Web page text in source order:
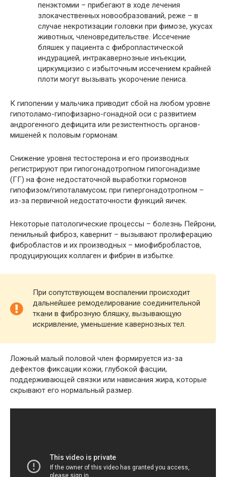
пенэктомии – прибегают в ходе лечения
злокачественных новообразований, реже – в
случае некротизации головки при фимозе, укусах
животных, членовредительстве. Иссечение
бляшек у пациента с фибропластической
индурацией, интракавернозные инъекции,
циркумцизио с избыточным иссечением крайней
плоти могут вызывать укорочение пениса.
К гипопении у мальчика приводит сбой на любом уровне
гипотоламо-гипофизарно-гонадной оси с развитием
андрогенного дефицита или резистентность органов-
мишеней к половым гормонам.
Снижение уровня тестостерона и его производных
регистрируют при гипогонадотропном гипогонадизме
(ГГ) на фоне недостаточной выработки гормонов
гипофизом/гипоталамусом; при гипергонадотропном –
из-за первичной недостаточности функций яичек.
Некоторые патологические процессы – болезнь Пейрони,
пенильный фиброз, кавернит – вызывают пролиферацию
фибробластов и их производных – миофибробластов,
продуцирующих коллаген и фибрин в избытке.
При сопутствующем воспалении происходит
дальнейшее ремоделирование соединительной
ткани в фиброзную бляшку, вызывающую
искривление, уменьшение кавернозных тел.
Ложный малый половой член формируется из-за
дефектов фиксации кожи, глубокой фасции,
поддерживающей связки или нависания жира, которые
скрывают его нормальный размер.